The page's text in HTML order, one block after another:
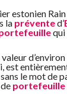
estonien
la prévented’
qui
valeur
est
le mot de
portefeuille